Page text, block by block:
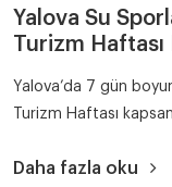
Yalova Su
Turizm
Yalova’da 7 gün
Turizm Haftası
Daha fazla oku